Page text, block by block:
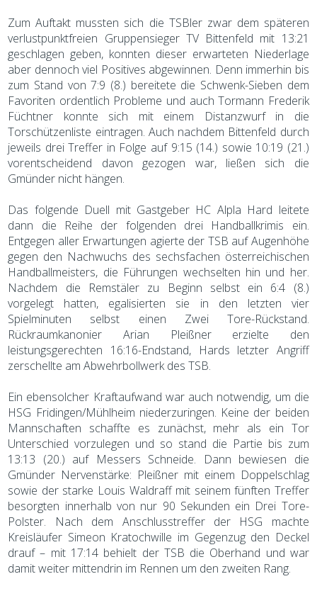
Zum Auftakt mussten sich die TSBler zwar dem späteren
verlustpunktfreien Gruppensieger TV Bittenfeld mit 13:21
geschlagen geben, konnten dieser erwarteten Niederlage
aber dennoch viel Positives abgewinnen. Denn immerhin bis
zum Stand von 7:9 (8.) bereitete die Schwenk-Sieben dem
Favoriten ordentlich Probleme und auch Tormann Frederik
Füchtner konnte sich mit einem Distanzwurf in die
Torschützenliste eintragen. Auch nachdem Bittenfeld durch
jeweils drei Treffer in Folge auf 9:15 (14.) sowie 10:19 (21.)
vorentscheidend davon gezogen war, ließen sich die
Gmünder nicht hängen.
Das folgende Duell mit Gastgeber HC Alpla Hard leitete
dann die Reihe der folgenden drei Handballkrimis ein.
Entgegen aller Erwartungen agierte der TSB auf Augenhöhe
gegen den Nachwuchs des sechsfachen österreichischen
Handballmeisters, die Führungen wechselten hin und her.
Nachdem die Remstäler zu Beginn selbst ein 6:4 (8.)
vorgelegt hatten, egalisierten sie in den letzten vier
Spielminuten selbst einen Zwei Tore-Rückstand.
Rückraumkanonier Arian Pleißner erzielte den
leistungsgerechten 16:16-Endstand, Hards letzter Angriff
zerschellte am Abwehrbollwerk des TSB.
Ein ebensolcher Kraftaufwand war auch notwendig, um die
HSG Fridingen/Mühlheim niederzuringen. Keine der beiden
Mannschaften schaffte es zunächst, mehr als ein Tor
Unterschied vorzulegen und so stand die Partie bis zum
13:13 (20.) auf Messers Schneide. Dann bewiesen die
Gmünder Nervenstärke: Pleißner mit einem Doppelschlag
sowie der starke Louis Waldraff mit seinem fünften Treffer
besorgten innerhalb von nur 90 Sekunden ein Drei Tore-
Polster. Nach dem Anschlusstreffer der HSG machte
Kreisläufer Simeon Kratochwille im Gegenzug den Deckel
drauf – mit 17:14 behielt der TSB die Oberhand und war
damit weiter mittendrin im Rennen um den zweiten Rang.